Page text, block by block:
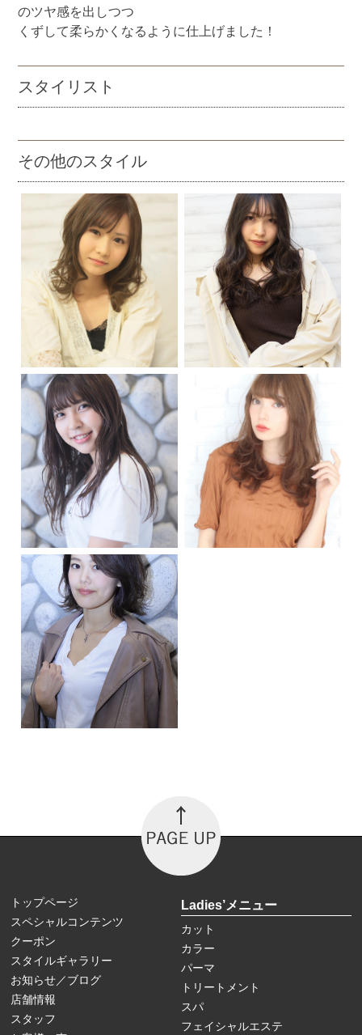
のツヤ感を出しつつ
くずして柔らかくなるように仕上げました！
スタイリスト
その他のスタイル
トップページ
スペシャルコンテンツ
クーポン
スタイルギャラリー
お知らせ／ブログ
店舗情報
スタッフ
Ladies’メニュー
カット
カラー
パーマ
トリートメント
スパ
フェイシャルエステ